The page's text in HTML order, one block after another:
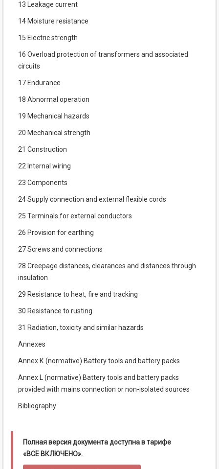
13 Leakage current
14 Moisture resistance
15 Electric strength
16 Overload protection of transformers and associated
circuits
17 Endurance
18 Abnormal operation
19 Mechanical hazards
20 Mechanical strength
21 Construction
22 Internal wiring
23 Components
24 Supply connection and external flexible cords
25 Terminals for external conductors
26 Provision for earthing
27 Screws and connections
28 Creepage distances, clearances and distances through
insulation
29 Resistance to heat, fire and tracking
30 Resistance to rusting
31 Radiation, toxicity and similar hazards
Annexes
Annex К (normative) Battery tools and battery packs
Annex L (normative) Battery tools and battery packs
provided with mains connection or non-isolated sources
Bibliography
Полная версия документа доступна в тарифе
«ВСЕ ВКЛЮЧЕНО».